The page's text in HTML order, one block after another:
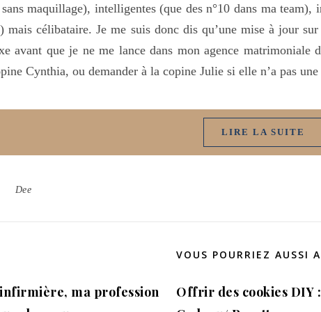
maquillage), intelligentes (que des n°10 dans ma team),
mais célibataire. Je me suis donc dis qu’une mise à jour
avant que je ne me lance dans mon agence matrimoniale
Cynthia, ou demander à la copine Julie si elle n’a pas
LIRE LA SUITE
Dee
VOUS POURRIEZ AUSSI
ma profession
Offrir des cookies DIY :